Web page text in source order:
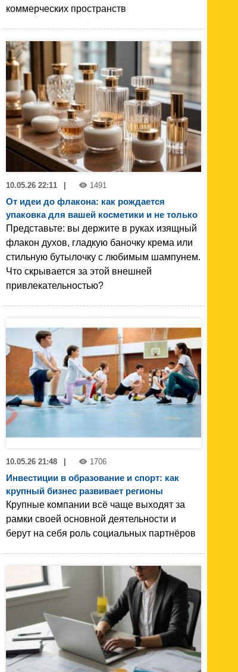
коммерческих пространств
10.05.26 22:11 | 1491
От идеи до флакона: как рождается
упаковка для вашей косметики и не только
Представьте: вы держите в руках изящный
флакон духов, гладкую баночку крема или
стильную бутылочку с любимым шампунем.
Что скрывается за этой внешней
привлекательностью?
10.05.26 21:48 1706
Инвестиции в образование и спорт: как
крупный бизнес развивает регионы
Крупные компании всё чаще выходят за
рамки своей основной деятельности и
берут на себя роль социальных партнёров